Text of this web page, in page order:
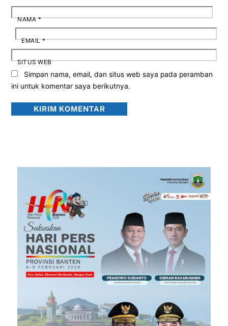
NAMA*
EMAIL*
SITUS WEB
Simpan nama, email, dan situs web saya pada peramban
ini untuk komentar saya berikutnya.